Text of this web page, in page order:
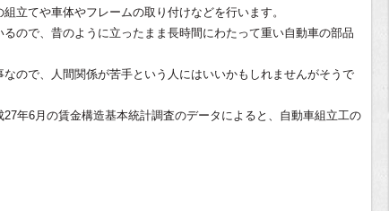
立てや車体やフレームの取り付けなどを行います。
ので、昔のように立ったまま長時間にわたって重い自動車の部品
ので、人間関係が苦手という人にはいいかもしれませんがそうで
年6月の賃金構造基本統計調査のデータによると、自動車組立工の